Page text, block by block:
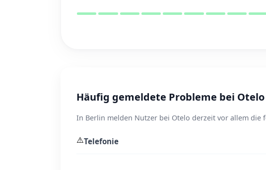
Häufig gemeldete Probleme bei
In Berlin melden Nutzer bei Otelo derzeit vor allem die
⚠️Telefonie